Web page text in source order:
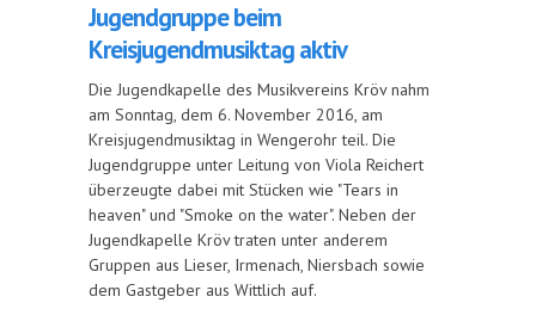
Jugendgruppe beim
Kreisjugendmusiktag aktiv
Die Jugendkapelle des Musikvereins Kröv nahm
am Sonntag, dem 6. November 2016, am
Kreisjugendmusiktag in Wengerohr teil. Die
Jugendgruppe unter Leitung von Viola Reichert
überzeugte dabei mit Stücken wie "Tears in
heaven" und "Smoke on the water". Neben der
Jugendkapelle Kröv traten unter anderem
Gruppen aus Lieser, Irmenach, Niersbach sowie
dem Gastgeber aus Wittlich auf.